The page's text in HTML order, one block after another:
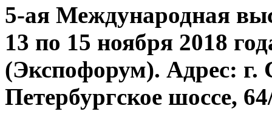
5-ая Международная
13 по 15 ноября 2018
(Экспофорум). Адрес: г.
Петербургское шоссе,